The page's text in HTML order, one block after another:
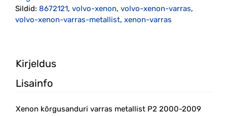
originaal
(8672121)
Sildid: 8672121, volvo-xenon, volvo-xenon-varras,
volvo-xenon-varras-metallist, xenon-varras
Kirjeldus
Lisainfo
Xenon kõrgusanduri varras metallist P2 2000-2009